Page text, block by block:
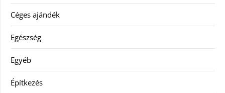
Céges ajándék
Egészség
Egyéb
Építkezés